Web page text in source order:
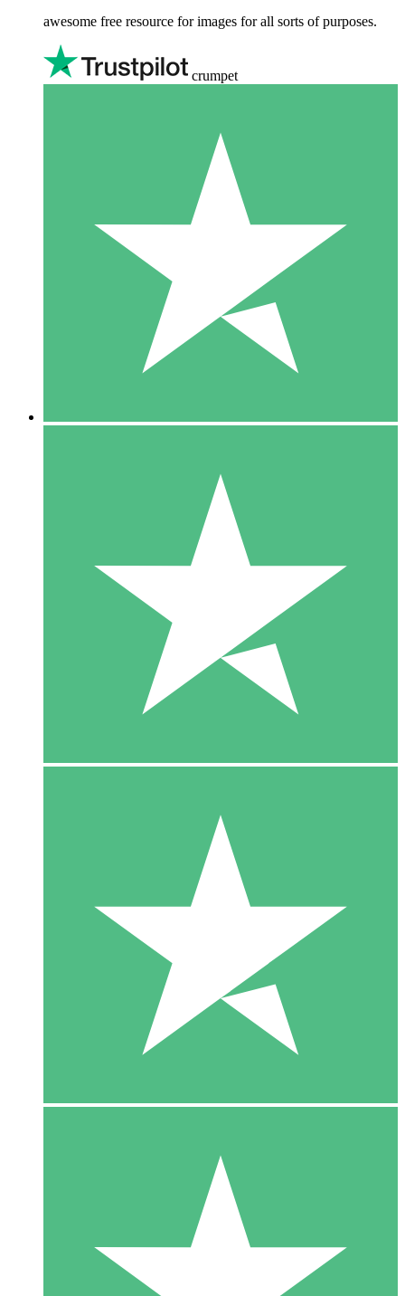
awesome free resource for images for all sorts of purposes.
crumpet